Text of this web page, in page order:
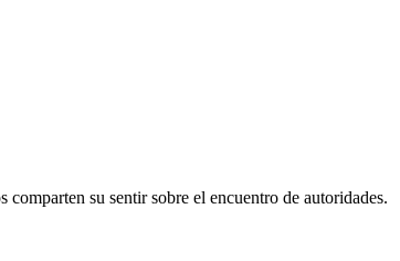
comparten su sentir sobre el encuentro de autoridades.